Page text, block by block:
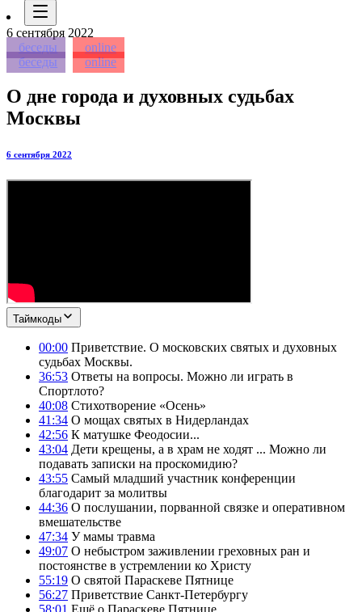
6 сентября 2022
беседы
online
беседы
online
О дне города и духовных судьбах
Москвы
6 сентября 2022
Таймкоды
00:00 Приветствие. О московских святых и духовных
судьбах Москвы.
36:53 Ответы на вопросы. Можно ли играть в
Спортлото?
40:08 Стихотворение «Осень»
41:34 О мощах святых в Нидерландах
42:56 К матушке Феодосии...
43:04 Дети крещены, а в храм не ходят ... Можно ли
подавать записки на проскомидию?
43:55 Самый младший участник конференции
благодарит за молитвы
44:36 О послушании, порванной связке и оперативном
вмешательстве
47:34 У мамы травма
49:07 О небыстром заживлении греховных ран и
постоянстве в устремлении ко Христу
55:19 О святой Параскеве Пятнице
56:27 Приветствие Санкт-Петербургу